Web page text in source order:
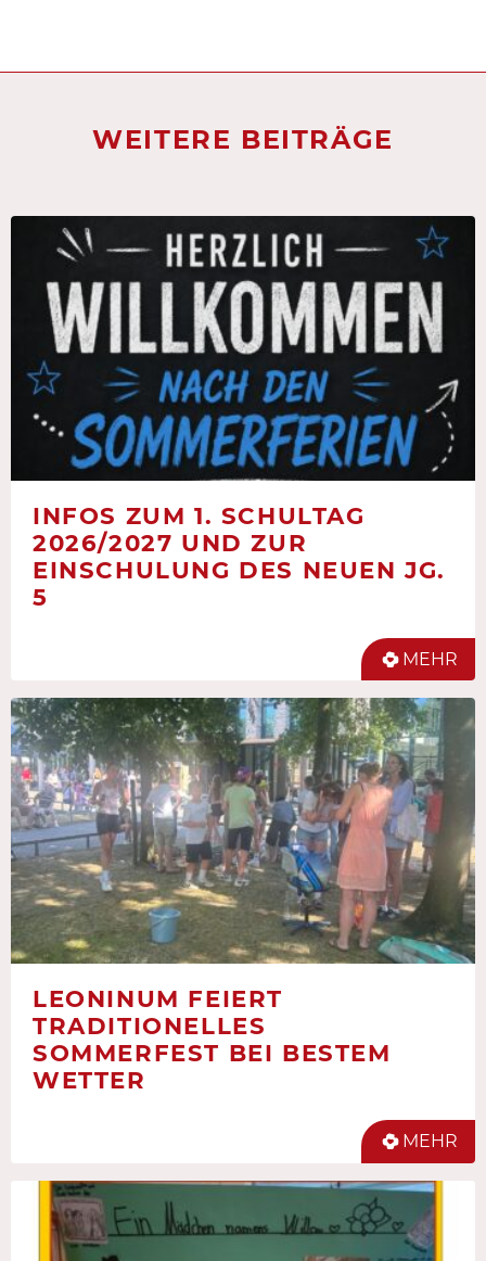
WEITERE BEITRÄGE
INFOS ZUM 1. SCHULTAG
2026/2027 UND ZUR
EINSCHULUNG DES NEUEN JG.
5
MEHR
LEONINUM FEIERT
TRADITIONELLES
SOMMERFEST BEI BESTEM
WETTER
MEHR